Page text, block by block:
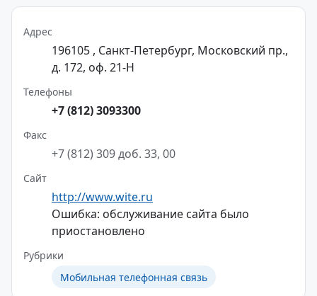
Адрес
196105 , Санкт-Петербург, Московский пр.,
д. 172, оф. 21-Н
Телефоны
+7 (812) 3093300
Факс
+7 (812) 309 доб. 33, 00
Сайт
http://www.wite.ru
Ошибка: обслуживание сайта было
приостановлено
Рубрики
Мобильная телефонная связь